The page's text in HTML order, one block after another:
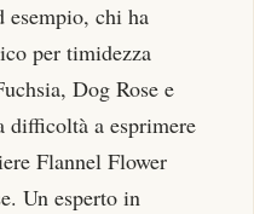
esempio, chi ha
per timidezza
Dog Rose e
difficoltà a esprimere
Flannel Flower
Un esperto in